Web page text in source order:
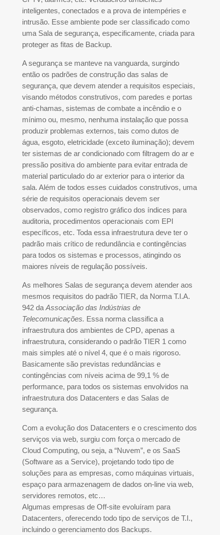
inteligentes, conectados e a prova de intempéries e
intrusão. Esse ambiente pode ser classificado como
uma Sala de segurança, especificamente, criada para
proteger as fitas de Backup.
A segurança se manteve na vanguarda, surgindo
então os padrões de construção das salas de
segurança, que devem atender a requisitos especiais,
visando métodos construtivos, com paredes e portas
anti-chamas, sistemas de combate a incêndio e o
mínimo ou, mesmo, nenhuma instalação que possa
produzir problemas externos, tais como dutos de
água, esgoto, eletricidade (exceto iluminação); devem
ter sistemas de ar condicionado com filtragem do ar e
pressão positiva do ambiente para evitar entrada de
material particulado do ar exterior para o interior da
sala. Além de todos esses cuidados construtivos, uma
série de requisitos operacionais devem ser
observados, como registro gráfico dos índices para
auditoria, procedimentos operacionais com EPI
específicos, etc. Toda essa infraestrutura deve ter o
padrão mais crítico de redundância e contingências
para todos os sistemas e processos, atingindo os
maiores níveis de regulação possíveis.
As melhores Salas de segurança devem atender aos
mesmos requisitos do padrão TIER, da Norma T.I.A.
942 da Associação das Indústrias de
Telecomunicações. Essa norma classifica a
infraestrutura dos ambientes de CPD, apenas a
infraestrutura, considerando o padrão TIER 1 como
mais simples até o nível 4, que é o mais rigoroso.
Basicamente são previstas redundâncias e
contingências com níveis acima de 99,1 % de
performance, para todos os sistemas envolvidos na
infraestrutura dos Datacenters e das Salas de
segurança.
Com a evolução dos Datacenters e o crescimento dos
serviços via web, surgiu com força o mercado de
Cloud Computing, ou seja, a “Nuvem”, e os SaaS
(Software as a Service), projetando todo tipo de
soluções para as empresas, como máquinas virtuais,
espaço para armazenagem de dados on-line via web,
servidores remotos, etc…
Algumas empresas de Off-site evoluíram para
Datacenters, oferecendo todo tipo de serviços de T.I.,
incluindo o gerenciamento dos Backups.